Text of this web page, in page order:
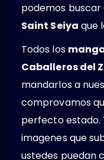
podemos
Saint Seiya que
Todos los
Caballeros del
mandarlos a
comprovamos
perfecto estado.
imagenes que
ustedes puedan